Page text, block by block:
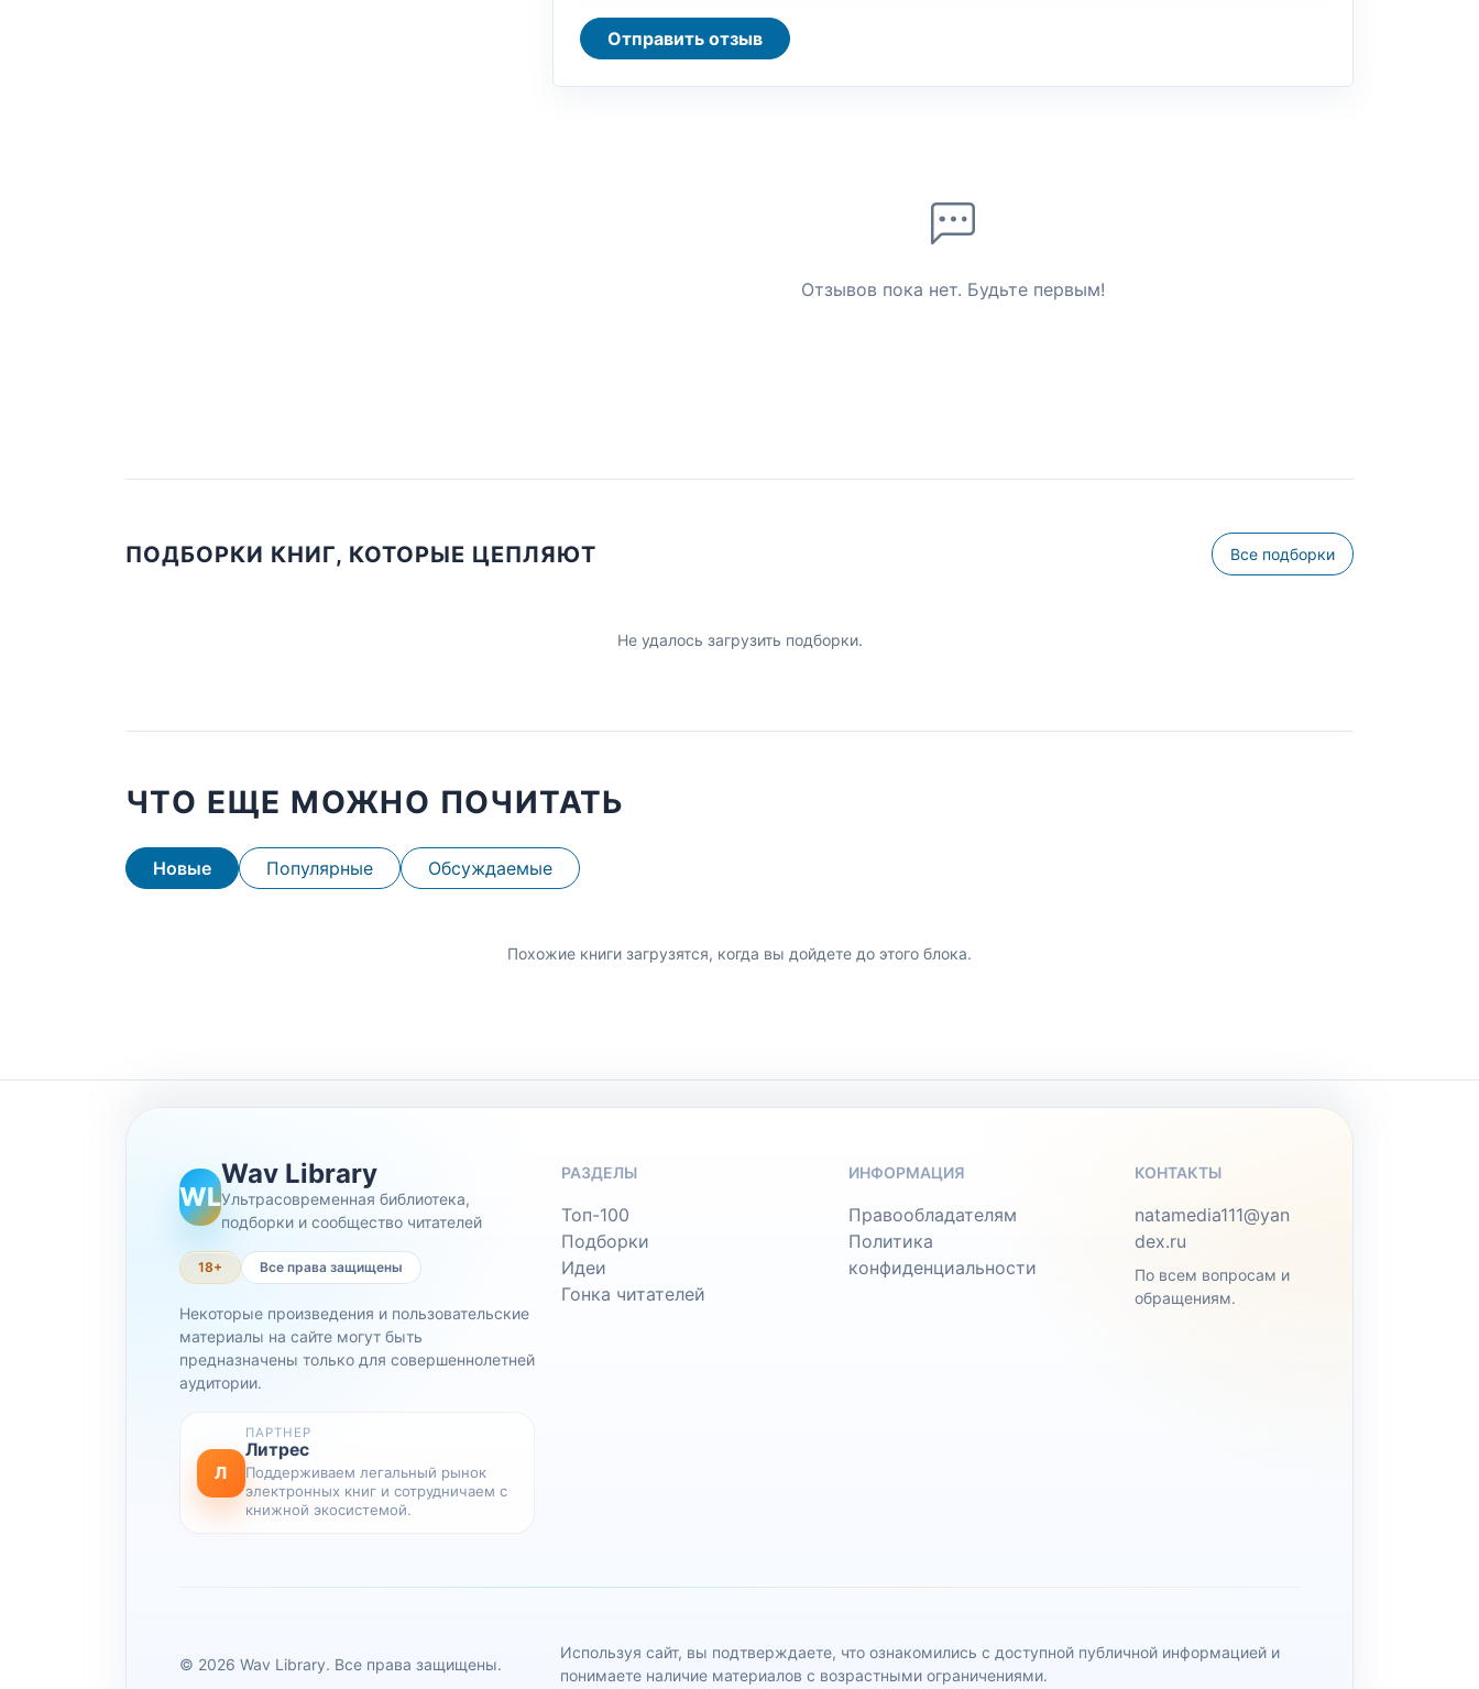
Отправить отзыв
Отзывов пока нет. Будьте первым!
ПОДБОРКИ КНИГ, КОТОРЫЕ ЦЕПЛЯЮТ Все подборки
Не удалось загрузить подборки.
ЧТО ЕЩЕ МОЖНО ПОЧИТАТЬ
Новые Популярные Обсуждаемые
Похожие книги загрузятся, когда вы дойдете до этого блока.
WL
Wav Library
Ультрасовременная библиотека,
подборки и сообщество читателей
18+ Все права защищены
Некоторые произведения и пользовательские
материалы на сайте могут быть
предназначены только для совершеннолетней
аудитории.
Л
ПАРТНЕР
Литрес
Поддерживаем легальный рынок
электронных книг и сотрудничаем с
книжной экосистемой.
РАЗДЕЛЫ
Топ-100
Подборки
Идеи
Гонка читателей
ИНФОРМАЦИЯ
Правообладателям
Политика
конфиденциальности
КОНТАКТЫ
natamedia111@yan
dex.ru
По всем вопросам и
обращениям.
© 2026 Wav Library. Все права защищены.
Используя сайт, вы подтверждаете, что ознакомились с доступной публичной информацией и
понимаете наличие материалов с возрастными ограничениями.